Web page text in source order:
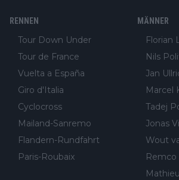
RENNEN
Tour Down Under
Tour de France
Vuelta a España
Giro d'Italia
Cyclocross
Mailand-Sanremo
Flandern-Rundfahrt
Paris-Roubaix
MÄNNER
Florian
Nils
Jan
Marcel
Tadej
Jonas
Wout
Remco